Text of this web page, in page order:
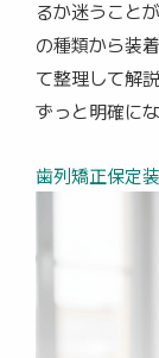
るか迷うこと
の種類から装
て整理して解
ずっと明確に
歯列矯正保定